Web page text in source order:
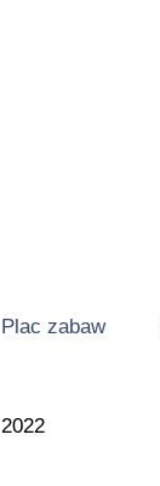
Plac zabaw
2022